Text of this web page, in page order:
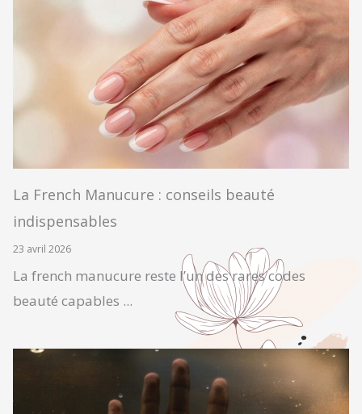
La French Manucure : conseils beauté
indispensables
23 avril 2026
La french manucure reste l’un des rares codes
beauté capables ...